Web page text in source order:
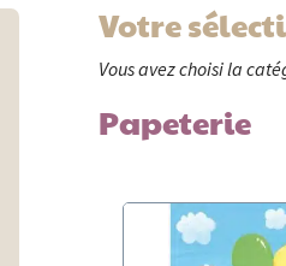
Votre
Vous avez choisi la
Papeterie